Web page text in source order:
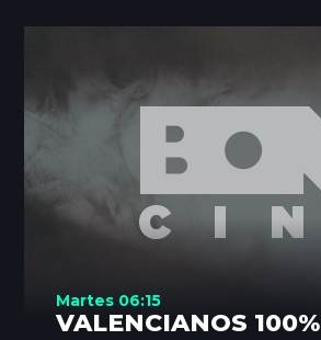
Martes 06:15
VALENCIANOS 100%